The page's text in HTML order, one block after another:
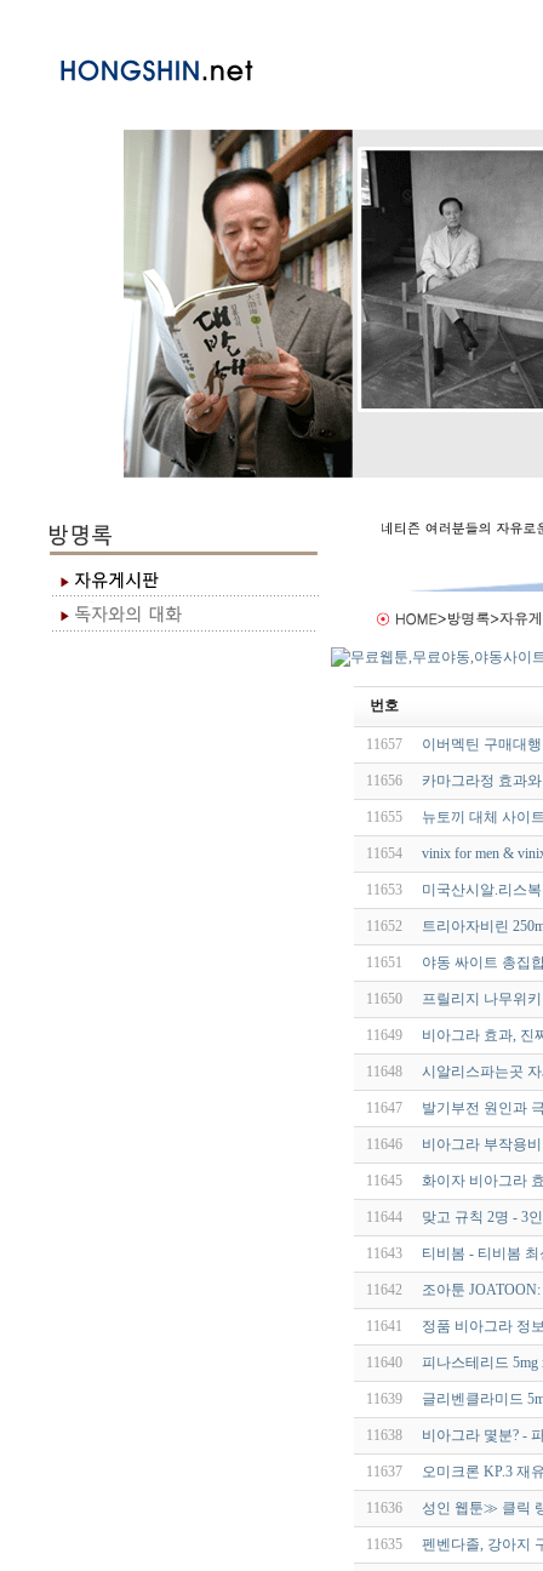
번호
11657 이버멕틴 구매대
11656 카마그라정 효과
11655 뉴토끼 대체 사이
11654 vinix for men &
11653 미국산시알.리스
11652 트리아자비린
11651 야동 싸이트 총집
11650 프릴리지 나무위
11649 비아그라 효과, 진
11648 시알리스파는곳
11647 발기부전 원인과
11646 비아그라 부작용
11645 화이자 비아그라
11644 맞고 규칙 2명 - 3
11643 티비봄 - 티비봄
11642 조아툰
11641 정품 비아그라 정
11640 피나스테리드
11639 글리벤클라미드
11638 비아그라 몇분? -
11637 오미크론 KP.3 재
11636 성인 웹툰≫ 클릭
11635 펜벤다졸, 강아지